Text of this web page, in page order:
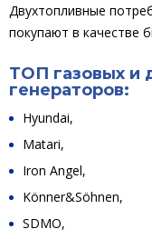
Двухтопливные
покупают в качестве
ТОП газовых и
генераторов:
Hyundai,
Matari,
Iron Angel,
Könner&Söhnen,
SDMO,